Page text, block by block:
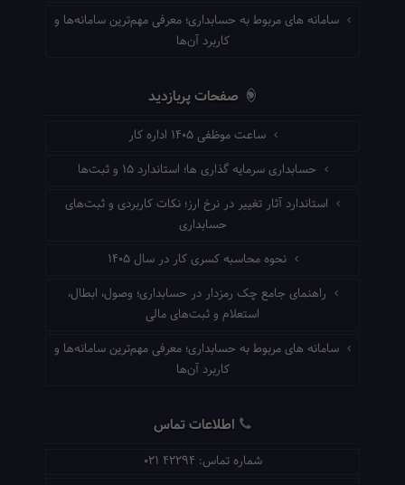
سامانه های مربوط به حسابداری؛ معرفی مهم‌ترین سامانه‌ها و
کاربرد آن‌ها
صفحات پربازدید
ساعت موظفی ۱۴۰۵ اداره کار
حسابداری سرمایه گذاری ها؛ استاندارد ۱۵ و ثبت‌ها
استاندارد آثار تغییر در نرخ ارز؛ نکات کاربردی و ثبت‌های
حسابداری
نحوه محاسبه کسری کار در سال ۱۴۰۵
راهنمای جامع چک رمزدار در حسابداری؛ وصول، ابطال،
استعلام و ثبت‌های مالی
سامانه های مربوط به حسابداری؛ معرفی مهم‌ترین سامانه‌ها و
کاربرد آن‌ها
اطلاعات تماس
شماره تماس: 021 42294